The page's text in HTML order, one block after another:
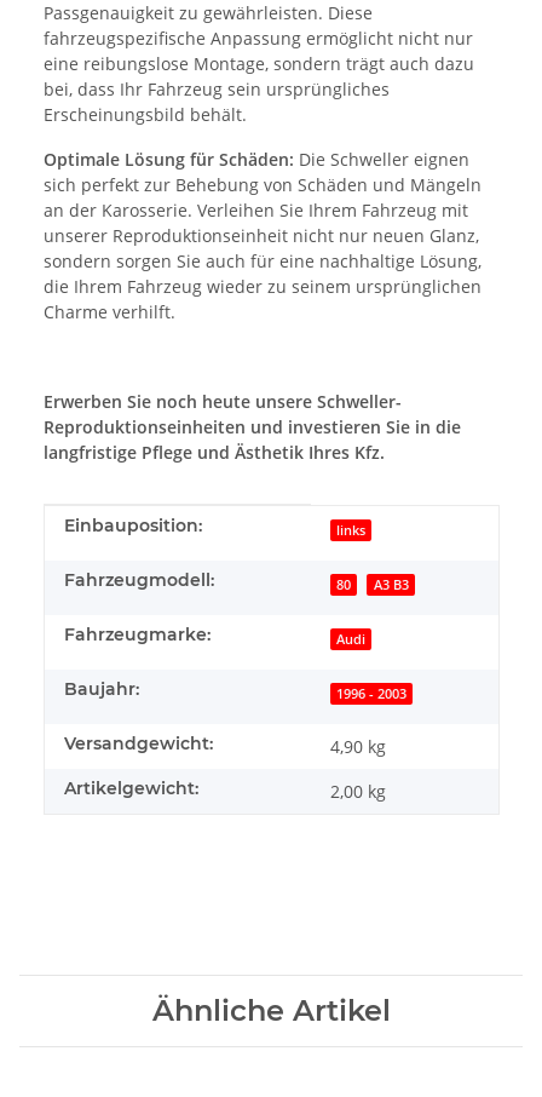
Passgenauigkeit zu gewährleisten. Diese
fahrzeugspezifische Anpassung ermöglicht nicht nur
eine reibungslose Montage, sondern trägt auch dazu
bei, dass Ihr Fahrzeug sein ursprüngliches
Erscheinungsbild behält.
Optimale Lösung für Schäden: Die Schweller eignen
sich perfekt zur Behebung von Schäden und Mängeln
an der Karosserie. Verleihen Sie Ihrem Fahrzeug mit
unserer Reproduktionseinheit nicht nur neuen Glanz,
sondern sorgen Sie auch für eine nachhaltige Lösung,
die Ihrem Fahrzeug wieder zu seinem ursprünglichen
Charme verhilft.
Erwerben Sie noch heute unsere Schweller-
Reproduktionseinheiten und investieren Sie in die
langfristige Pflege und Ästhetik Ihres Kfz.
Produkteigenschaft
Wert
Einbauposition: links
Fahrzeugmodell: 80 A3 B3
Fahrzeugmarke: Audi
Baujahr: 1996 - 2003
Versandgewicht: 4,90 kg
Artikelgewicht: 2,00 kg
Ähnliche Artikel